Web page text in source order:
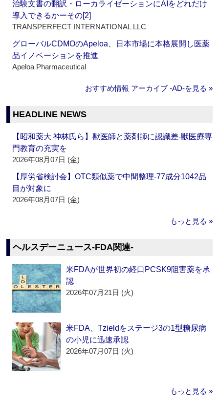
治験文書の翻訳・ローカライゼーションにAIをどれだけ
導入できるかーその[2]
TRANSPERFECT INTERNATIONAL LLC
グローバルCDMOのApeloa、日本市場に本格展開し医薬
品イノベーションを推進
Apeloa Pharmaceutical
おすすめ情報 アーカイブ ‐AD‐を見る »
HEADLINE NEWS
【昭和薬大 神林氏ら】獣医師と薬剤師に認識差‐獣医療専
門教育の充実を
2026年08月07日 (金)
【厚労省検討会】OTC類似薬で中間整理‐77成分1042品
目が対象に
2026年08月07日 (金)
もっと見る »
ヘルスデーニュース‐FDA関連‐
米FDAが世界初の経口PCSK9阻害薬を承
認
2026年07月21日 (火)
米FDA、Tzieldをステージ3の1型糖尿病
の小児に迅速承認
2026年07月07日 (火)
もっと見る »